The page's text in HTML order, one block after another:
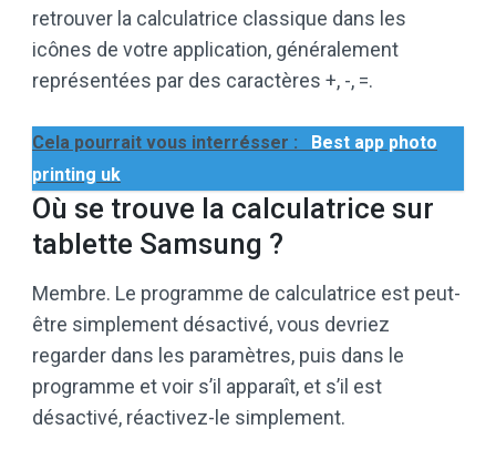
retrouver la calculatrice classique dans les
icônes de votre application, généralement
représentées par des caractères +, -, =.
Cela pourrait vous interrésser :
Best app photo
printing uk
Où se trouve la calculatrice sur
tablette Samsung ?
Membre. Le programme de calculatrice est peut-
être simplement désactivé, vous devriez
regarder dans les paramètres, puis dans le
programme et voir s’il apparaît, et s’il est
désactivé, réactivez-le simplement.